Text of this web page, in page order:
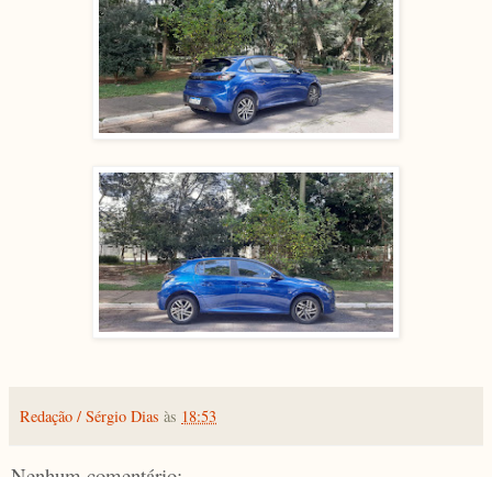
Redação / Sérgio Dias às 18:53